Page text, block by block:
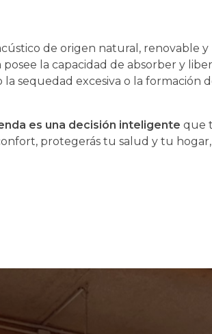
de origen natural, renovable
posee la capacidad de absorber y
sequedad excesiva o la formación
es una decisión inteligente que
protegerás tu salud y tu